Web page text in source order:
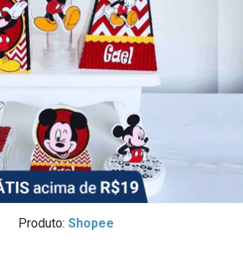
Produto: Shopee